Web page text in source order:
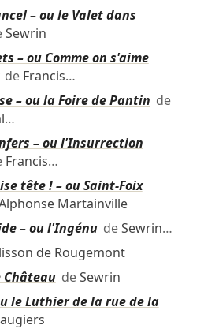
– ou le Valet dans
Sewrin
– ou Comme on s'aime
Francis…
– ou la Foire de Pantin de
…
– ou l'Insurrection
Francis…
tête ! – ou Saint-Foix
Martainville
– ou l'IngénudeSewrin…
de Rougemont
ChâteaudeSewrin
le Luthier de la rue de la